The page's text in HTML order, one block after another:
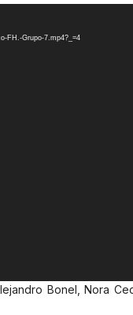
FH.-Grupo-7.mp4?_=4
Bonel, Nora